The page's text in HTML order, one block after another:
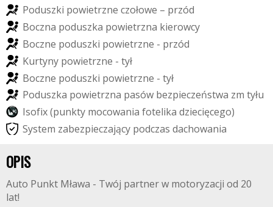
Poduszki powietrzne czołowe – przód
Boczna poduszka powietrzna kierowcy
Boczne poduszki powietrzne - przód
Kurtyny powietrzne - tył
Boczne poduszki powietrzne - tył
Poduszka powietrzna pasów bezpieczeństwa zm tyłu
Isofix(punkty mocowania fotelika dziecięcego)
System zabezpieczający podczas dachowania
OPIS
Auto Punkt Mława - Twój partner w motoryzacji od 20
lat!